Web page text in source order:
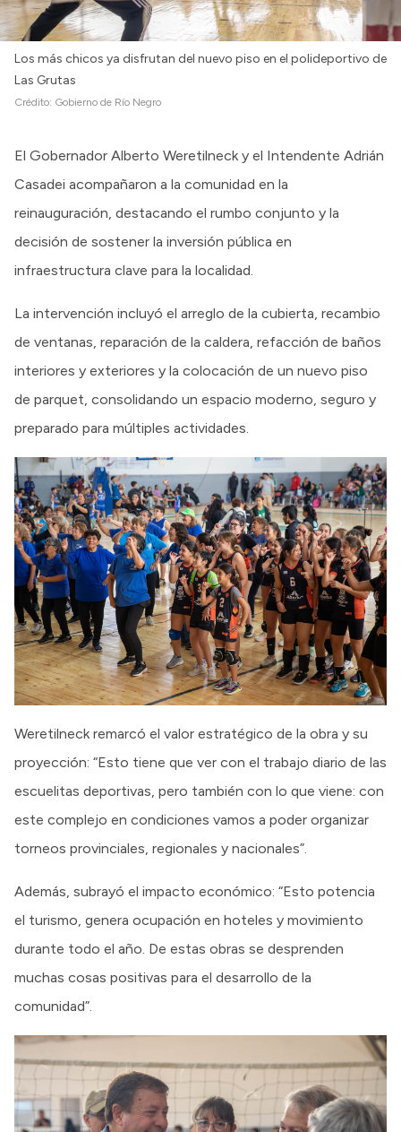
Los más chicos ya disfrutan del nuevo piso en el polideportivo de
Las Grutas
Crédito: Gobierno de Río Negro
El Gobernador Alberto Weretilneck y el Intendente Adrián
Casadei acompañaron a la comunidad en la
reinauguración, destacando el rumbo conjunto y la
decisión de sostener la inversión pública en
infraestructura clave para la localidad.
La intervención incluyó el arreglo de la cubierta, recambio
de ventanas, reparación de la caldera, refacción de baños
interiores y exteriores y la colocación de un nuevo piso
de parquet, consolidando un espacio moderno, seguro y
preparado para múltiples actividades.
Weretilneck remarcó el valor estratégico de la obra y su
proyección: “Esto tiene que ver con el trabajo diario de las
escuelitas deportivas, pero también con lo que viene: con
este complejo en condiciones vamos a poder organizar
torneos provinciales, regionales y nacionales”.
Además, subrayó el impacto económico: “Esto potencia
el turismo, genera ocupación en hoteles y movimiento
durante todo el año. De estas obras se desprenden
muchas cosas positivas para el desarrollo de la
comunidad”.